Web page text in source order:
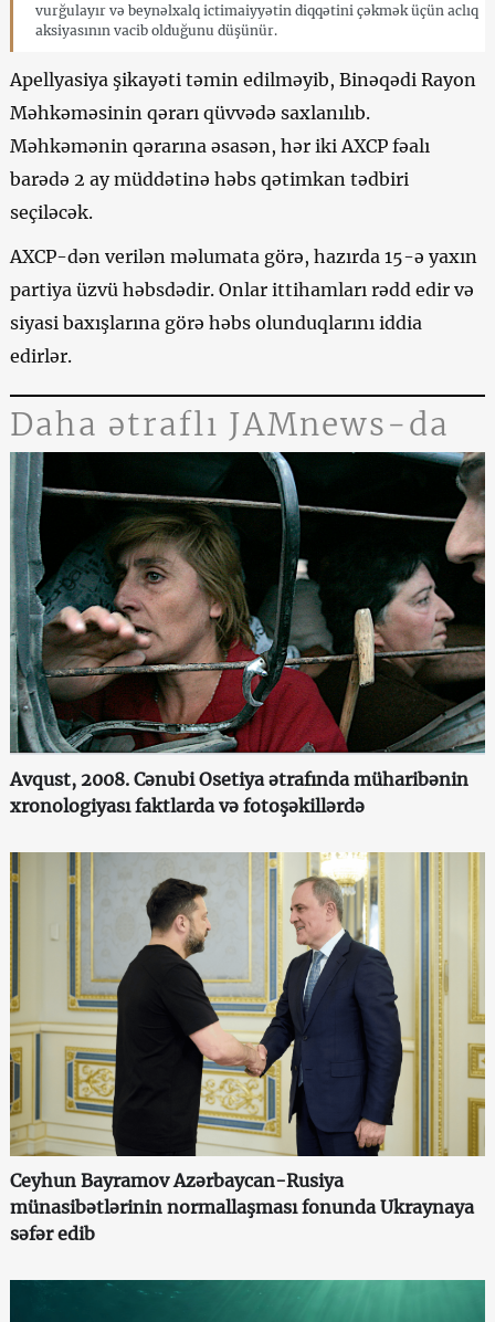
vurğulayır və beynəlxalq ictimaiyyətin diqqətini çəkmək üçün aclıq
aksiyasının vacib olduğunu düşünür.
Apellyasiya şikayəti təmin edilməyib, Binəqədi Rayon
Məhkəməsinin qərarı qüvvədə saxlanılıb.
Məhkəmənin qərarına əsasən, hər iki AXCP fəalı
barədə 2 ay müddətinə həbs qətimkan tədbiri
seçiləcək.
AXCP-dən verilən məlumata görə, hazırda 15-ə yaxın
partiya üzvü həbsdədir. Onlar ittihamları rədd edir və
siyasi baxışlarına görə həbs olunduqlarını iddia
edirlər.
Daha ətraflı JAMnews-da
Avqust, 2008. Cənubi Osetiya ətrafında müharibənin
xronologiyası faktlarda və fotoşəkillərdə
Ceyhun Bayramov Azərbaycan-Rusiya
münasibətlərinin normallaşması fonunda Ukraynaya
səfər edib